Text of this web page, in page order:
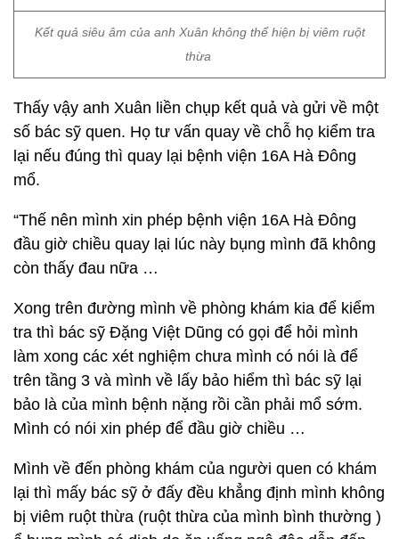
Kết quả siêu âm của anh Xuân không thể hiện bị viêm ruột
thừa
Thấy vậy anh Xuân liền chụp kết quả và gửi về một
số bác sỹ quen. Họ tư vấn quay về chỗ họ kiểm tra
lại nếu đúng thì quay lại bệnh viện 16A Hà Đông
mổ.
“Thế nên mình xin phép bệnh viện 16A Hà Đông
đầu giờ chiều quay lại lúc này bụng mình đã không
còn thấy đau nữa …
Xong trên đường mình về phòng khám kia để kiểm
tra thì bác sỹ Đặng Việt Dũng có gọi để hỏi mình
làm xong các xét nghiệm chưa mình có nói là để
trên tầng 3 và mình về lấy bảo hiểm thì bác sỹ lại
bảo là của mình bệnh nặng rồi cần phải mổ sớm.
Mình có nói xin phép để đầu giờ chiều …
Mình về đến phòng khám của người quen có khám
lại thì mấy bác sỹ ở đấy đều khẳng định mình không
bị viêm ruột thừa (ruột thừa của mình bình thường )